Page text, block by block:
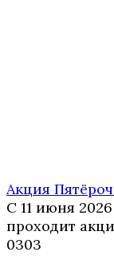
Акция
С 11 июня
проходит
0303